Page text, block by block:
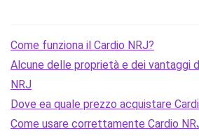
Come funziona il Cardio NRJ?
Alcune delle proprietà e dei vantaggi
NRJ
Dove ea quale prezzo acquistare
Come usare correttamente Cardio